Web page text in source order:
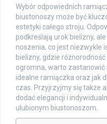
Wybór odpowiednich
biustonoszy może być
estetyki całego stroju.
podkreślają urok bielizny,
noszenia, co jest niezwykle
bielizny, gdzie
ogromna, warto zastanowić
idealne ramiączka oraz jak
czas. Przyjrzyjmy się także
dodać elegancji i
ulubionym biustonoszom.